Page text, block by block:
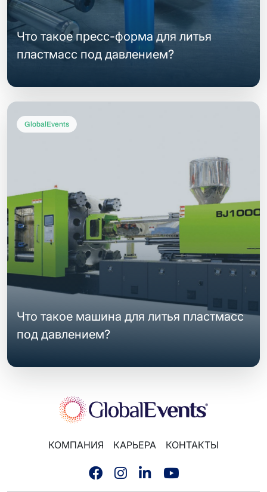
Что такое пресс-форма для литья
пластмасс под давлением?
GlobalEvents
Что такое машина для литья пластмасс
под давлением?
КОМПАНИЯ КАРЬЕРА КОНТАКТЫ